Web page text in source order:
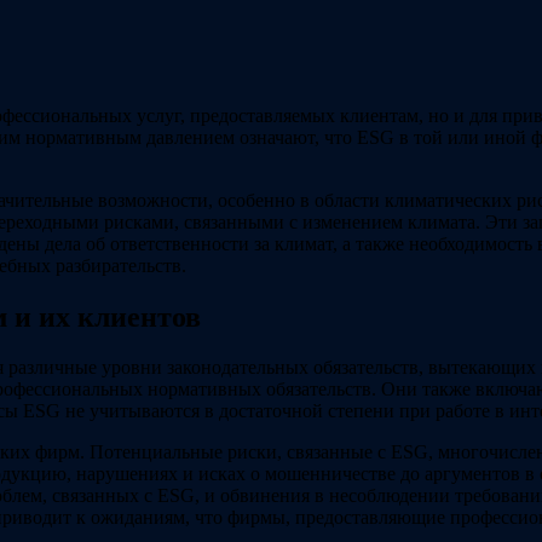
услуг, предоставляемых клиентам, но и для
давлением означают, что ESG в той или иной
возможности, особенно в области климатических
рисками, связанными с изменением климата. Эти
дела об ответственности за климат, а также
разбирательств.
их клиентов
уровни законодательных обязательств,
нормативных обязательств. Они также
не учитываются в достаточной степени при работе в
фирм. Потенциальные риски, связанные с ESG,
нарушениях и исках о мошенничестве до аргументов в
связанных с ESG, и обвинения в несоблюдении
к ожиданиям, что фирмы, предоставляющие